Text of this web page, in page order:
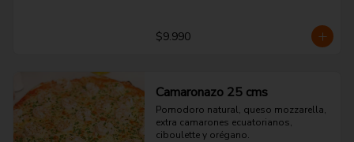
$9.990
Camaronazo 25 cms
Pomodoro natural, queso mozzarella,
extra camarones ecuatorianos,
ciboulette y orégano.